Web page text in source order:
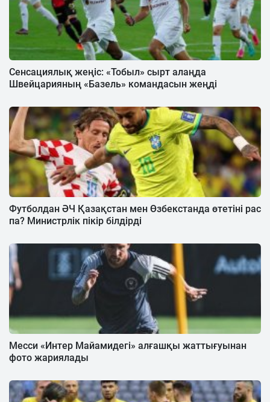
Сенсациялық жеңіс: «Тобыл» сырт алаңда
Швейцарияның «Базель» командасын жеңді
Футболдан ӘЧ Қазақстан мен Өзбекстанда өтетіні рас
па? Министрлік пікір білдірді
Месси «Интер Майамидегі» алғашқы жаттығуынан
фото жариялады